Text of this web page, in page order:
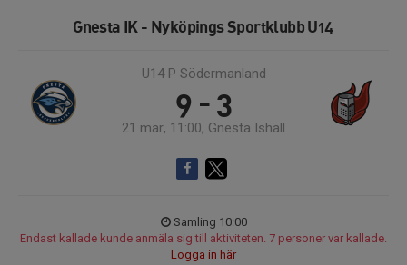
Gnesta IK - Nyköpings Sportklubb U14
U14 P Södermanland
9 - 3
21 mar, 11:00, Gnesta Ishall
Samling 10:00
Endast kallade kunde anmäla sig till aktiviteten. 7 personer var kallade.
Logga in här